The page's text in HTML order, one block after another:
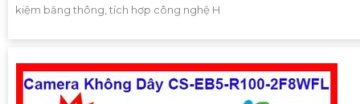
kiệm băng thông, tích hợp công nghệ H